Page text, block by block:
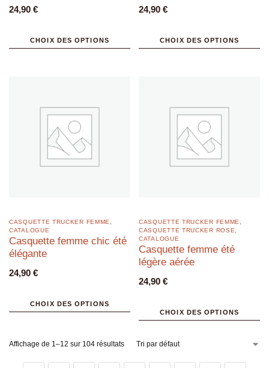
24,90 €
CHOIX DES OPTIONS
24,90 €
CHOIX DES OPTIONS
CASQUETTE TRUCKER FEMME
CATALOGUE
Casquette femme chic été
élégante
24,90 €
CHOIX DES OPTIONS
CASQUETTE TRUCKER FEMME
CASQUETTE TRUCKER ROSE
CATALOGUE
Casquette femme été
légère aérée
24,90 €
CHOIX DES OPTIONS
Affichage de 1–12 sur 104 résultats